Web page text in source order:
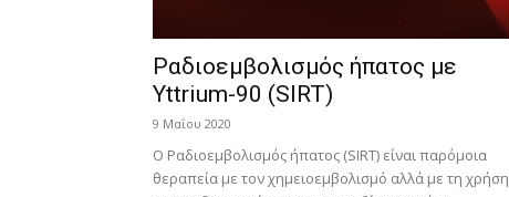
Ραδιοεμβολισμός ήπατος με
Yttrium-90 (SIRT)
9 Μαΐου 2020
Ο Ραδιοεμβολισμός ήπατος (SIRT) είναι παρόμοια
θεραπεία με τον χημειοεμβολισμό αλλά με τη χρήση